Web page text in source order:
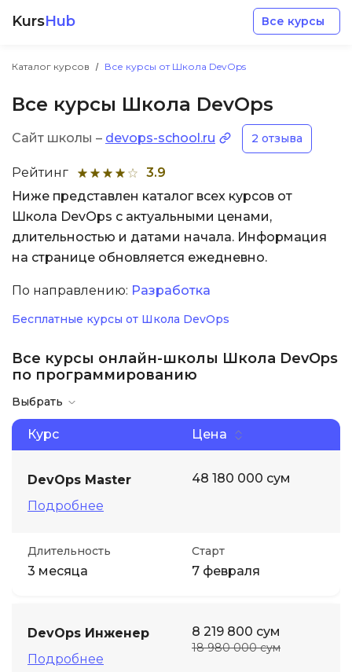
KursHub Все курсы
Каталог курсов Все курсы от Школа DevOps
Все курсы Школа DevOps
Сайт школы – devops-school.ru 2 отзыва
Рейтинг
3.9
Ниже представлен каталог всех курсов от
Школа DevOps с актуальными ценами,
длительностью и датами начала. Информация
на странице обновляется ежедневно.
По направлению: Разработка
Бесплатные курсы от Школа DevOps
Все курсы онлайн-школы Школа DevOps
по программированию
Выбрать
Курс Цена
DevOps Master
Подробнее
48 180 000 сум
Длительность
3 месяца
Старт
7 февраля
DevOps Инженер
Подробнее
8 219 800 сум
18 980 000 сум
Разработка
Маркетинг
Дизайн
Аналитика
Soft Skills
ДПО
Акции и промокоды